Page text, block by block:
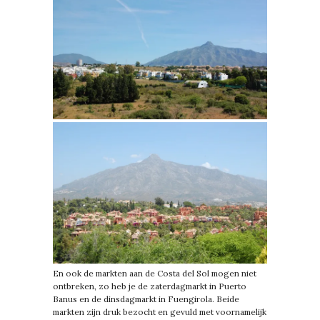
En ook de markten aan de Costa del Sol mogen niet
ontbreken, zo heb je de zaterdagmarkt in Puerto
Banus en de dinsdagmarkt in Fuengirola. Beide
markten zijn druk bezocht en gevuld met voornamelijk